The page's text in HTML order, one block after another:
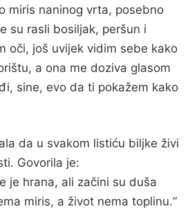
miris naninog vrta, posebno
su rasli bosiljak, peršun i
oči, još uvijek vidim sebe kako
a ona me doziva glasom
sine, evo da ti pokažem kako
da u svakom listiću biljke živi
Govorila je:
je hrana, ali začini su duša
miris, a život nema toplinu.“